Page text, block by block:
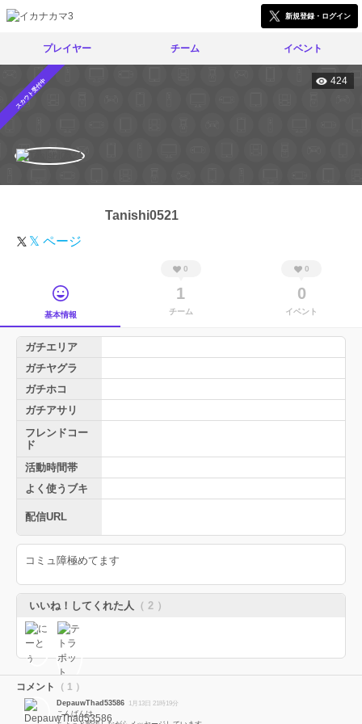
新規登録・ログイン
プレイヤー チーム イベント
スカウト受付中 424
Tanishi0521
𝕏 ページ
基本情報
0
1
チーム
0
0
イベント
ガチエリア
ガチヤグラ
ガチホコ
ガチアサリ
フレンドコー
ド
活動時間帯
よく使うブキ
配信URL
コミュ障極めてます
いいね！してくれた人 （ 2 ）
コメント （ 1 ）
DepauwThad53586 1月13日 21時19分
こんばんは。